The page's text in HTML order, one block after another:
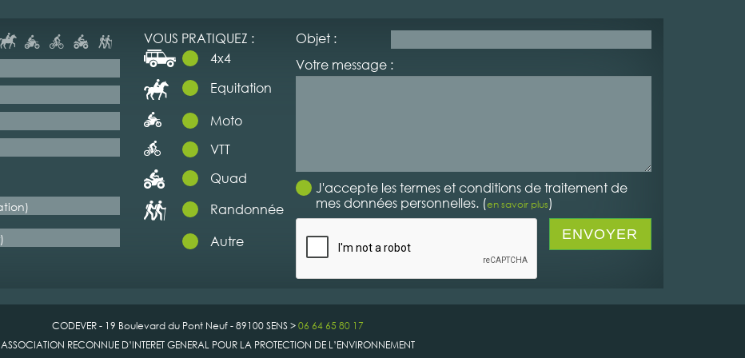
VOUS PRATIQUEZ :
4x4
Equitation
Moto
VTT
Quad
Randonnée
Autre
Objet :
Votre message :
J'accepte les termes et conditions de traitement de
mes données personnelles. (en savoir plus)
CODEVER - 19 Boulevard du Pont Neuf - 89100 SENS >06 64 65 80 17
ASSOCIATION RECONNUE D’INTERET GENERAL POUR LA PROTECTION DE L’ENVIRONNEMENT